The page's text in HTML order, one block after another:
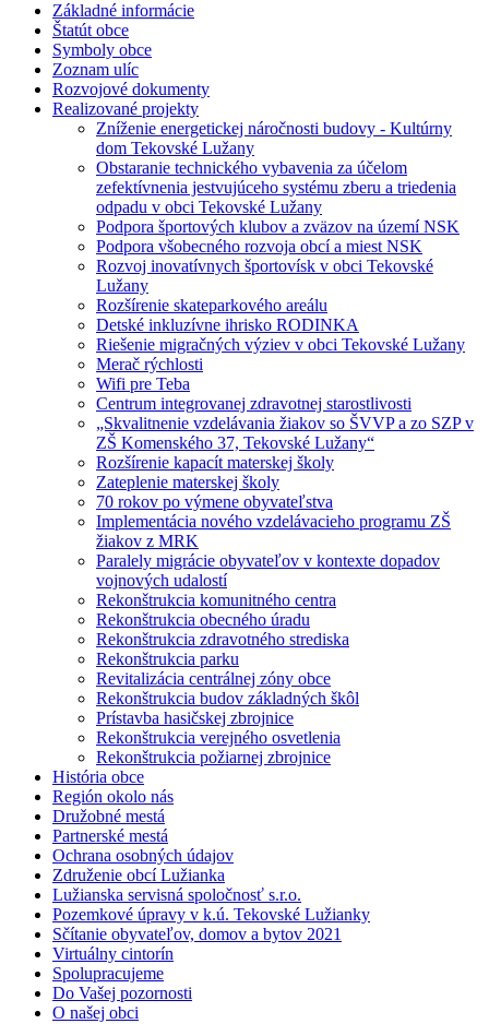
Základné informácie
Štatút obce
Symboly obce
Zoznam ulíc
Rozvojové dokumenty
Realizované projekty
Zníženie energetickej náročnosti budovy - Kultúrny
dom Tekovské Lužany
Obstaranie technického vybavenia za účelom
zefektívnenia jestvujúceho systému zberu a triedenia
odpadu v obci Tekovské Lužany
Podpora športových klubov a zväzov na území NSK
Podpora všobecného rozvoja obcí a miest NSK
Rozvoj inovatívnych športovísk v obci Tekovské
Lužany
Rozšírenie skateparkového areálu
Detské inkluzívne ihrisko RODINKA
Riešenie migračných výziev v obci Tekovské Lužany
Merač rýchlosti
Wifi pre Teba
Centrum integrovanej zdravotnej starostlivosti
„Skvalitnenie vzdelávania žiakov so ŠVVP a zo SZP v
ZŠ Komenského 37, Tekovské Lužany“
Rozšírenie kapacít materskej školy
Zateplenie materskej školy
70 rokov po výmene obyvateľstva
Implementácia nového vzdelávacieho programu ZŠ
žiakov z MRK
Paralely migrácie obyvateľov v kontexte dopadov
vojnových udalostí
Rekonštrukcia komunitného centra
Rekonštrukcia obecného úradu
Rekonštrukcia zdravotného strediska
Rekonštrukcia parku
Revitalizácia centrálnej zóny obce
Rekonštrukcia budov základných škôl
Prístavba hasičskej zbrojnice
Rekonštrukcia verejného osvetlenia
Rekonštrukcia požiarnej zbrojnice
História obce
Región okolo nás
Družobné mestá
Partnerské mestá
Ochrana osobných údajov
Združenie obcí Lužianka
Lužianska servisná spoločnosť s.r.o.
Pozemkové úpravy v k.ú. Tekovské Lužianky
Sčítanie obyvateľov, domov a bytov 2021
Virtuálny cintorín
Spolupracujeme
Do Vašej pozornosti
O našej obci